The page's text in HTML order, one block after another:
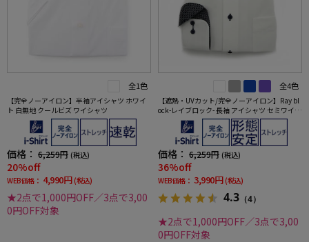
全1色
【完全ノーアイロン】半袖アイシャツ ホワイ
ト 白無地 クールビズ ワイシャツ
価格： 6,259円 (税込)
20%off
WEB価格： 4,990円 (税込)
★2点で1,000円OFF／3点で3,00
0円OFF対象
全4色
【遮熱・UVカット/完全ノーアイロン】Ray bl
ock-レイブロック- 長袖 アイシャツ セミワイド
ストライプ ワイシャツ i-shirt
価格： 6,259円 (税込)
36%off
WEB価格： 3,990円 (税込)
4.3 （4）
★2点で1,000円OFF／3点で3,00
0円OFF対象